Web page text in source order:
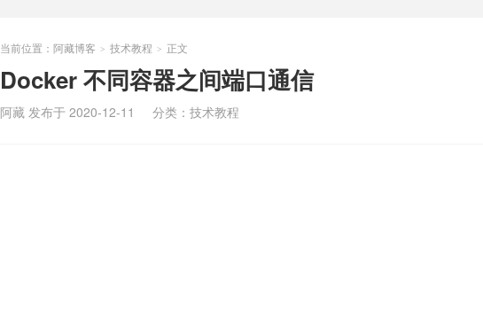
当前位置： 阿藏博客 > 技术教程 > 正文
Docker 不同容器之间端口通信
阿藏 发布于 2020-12-11 分类： 技术教程